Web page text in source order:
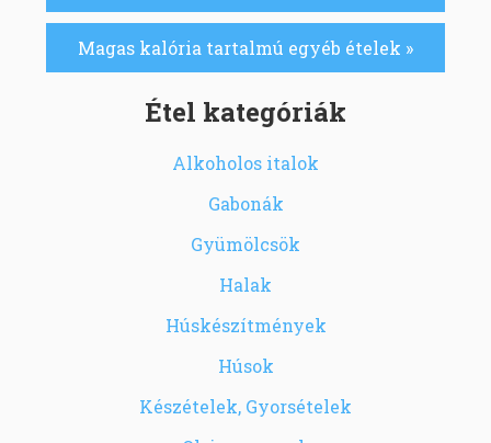
Magas kalória tartalmú egyéb ételek »
Étel kategóriák
Alkoholos italok
Gabonák
Gyümölcsök
Halak
Húskészítmények
Húsok
Készételek, Gyorsételek